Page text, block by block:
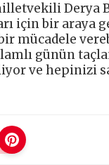
Derya
için bir araya
mücadele
günün
ve hepinizi